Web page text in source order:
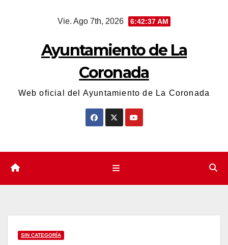
Vie. Ago 7th, 2026 6:42:37 AM
Ayuntamiento de La
Coronada
Web oficial del Ayuntamiento de La Coronada
SIN CATEGORÍA